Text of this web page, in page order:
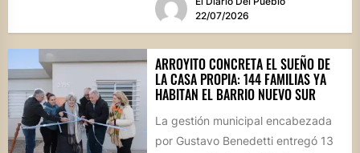
dividida...
22/07/2026
ARROYITO CONCRETA EL SUEÑO DE
LA CASA PROPIA: 144 FAMILIAS YA
HABITAN EL BARRIO NUEVO SUR
La gestión municipal encabezada
por Gustavo Benedetti entregó 13